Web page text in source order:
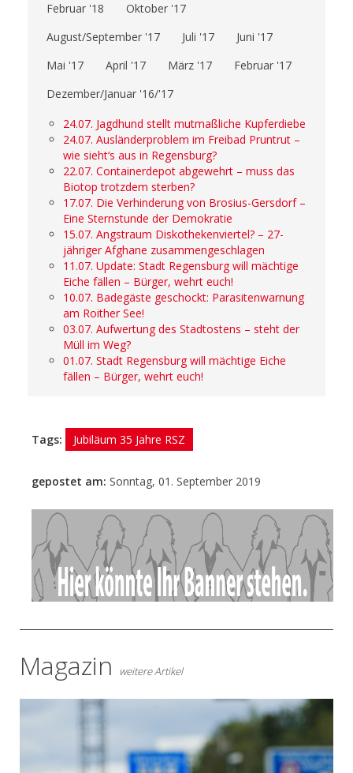
Februar '18
Oktober '17
August/September '17
Juli '17
Juni '17
Mai '17
April '17 März '17
Februar '17
Dezember/Januar '16/'17
24.07. Jagdhund stellt mutmaßliche Kupferdiebe
24.07. Ausländerproblem im Freibad Pruntrut –
wie sieht‘s aus in Regensburg?
22.07. Containerdepot abgewehrt – muss das
Biotop trotzdem sterben?
17.07. Die Verhinderung von Brosius-Gersdorf –
Eine Sternstunde der Demokratie
15.07. Angstraum Diskothekenviertel? – 27-
jähriger Afghane zusammengeschlagen
11.07. Update: Stadt Regensburg will mächtige
Eiche fällen – Bürger, wehrt euch!
10.07. Badegäste geschockt: Parasitenwarnung
am Roither See!
03.07. Aufwertung des Stadtostens – steht der
Müll im Weg?
01.07. Stadt Regensburg will mächtige Eiche
fällen – Bürger, wehrt euch!
Tags: Jubiläum 35 Jahre RSZ
gepostet am: Sonntag, 01. September 2019
- Anzeige -
Magazin weitere Artikel